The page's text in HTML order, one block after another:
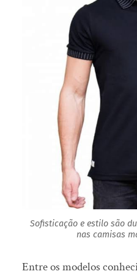
Sofisticação e estilo são
nas camisas
Entre os modelos